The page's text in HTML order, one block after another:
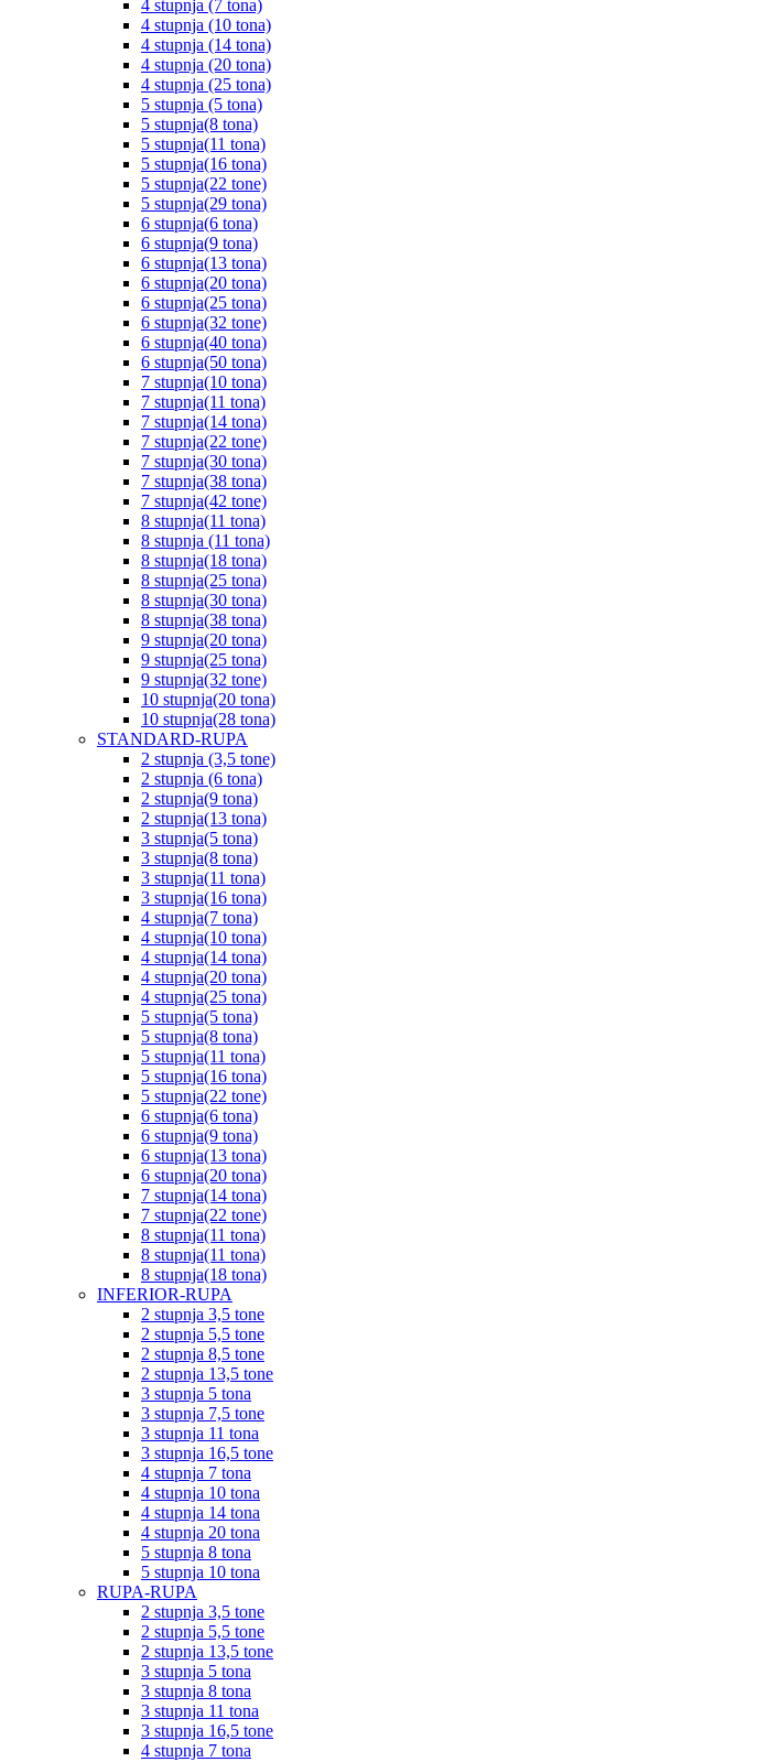
4 stupnja (7 tona)
4 stupnja (10 tona)
4 stupnja (14 tona)
4 stupnja (20 tona)
4 stupnja (25 tona)
5 stupnja (5 tona)
5 stupnja(8 tona)
5 stupnja(11 tona)
5 stupnja(16 tona)
5 stupnja(22 tone)
5 stupnja(29 tona)
6 stupnja(6 tona)
6 stupnja(9 tona)
6 stupnja(13 tona)
6 stupnja(20 tona)
6 stupnja(25 tona)
6 stupnja(32 tone)
6 stupnja(40 tona)
6 stupnja(50 tona)
7 stupnja(10 tona)
7 stupnja(11 tona)
7 stupnja(14 tona)
7 stupnja(22 tone)
7 stupnja(30 tona)
7 stupnja(38 tona)
7 stupnja(42 tone)
8 stupnja(11 tona)
8 stupnja (11 tona)
8 stupnja(18 tona)
8 stupnja(25 tona)
8 stupnja(30 tona)
8 stupnja(38 tona)
9 stupnja(20 tona)
9 stupnja(25 tona)
9 stupnja(32 tone)
10 stupnja(20 tona)
10 stupnja(28 tona)
STANDARD-RUPA
2 stupnja (3,5 tone)
2 stupnja (6 tona)
2 stupnja(9 tona)
2 stupnja(13 tona)
3 stupnja(5 tona)
3 stupnja(8 tona)
3 stupnja(11 tona)
3 stupnja(16 tona)
4 stupnja(7 tona)
4 stupnja(10 tona)
4 stupnja(14 tona)
4 stupnja(20 tona)
4 stupnja(25 tona)
5 stupnja(5 tona)
5 stupnja(8 tona)
5 stupnja(11 tona)
5 stupnja(16 tona)
5 stupnja(22 tone)
6 stupnja(6 tona)
6 stupnja(9 tona)
6 stupnja(13 tona)
6 stupnja(20 tona)
7 stupnja(14 tona)
7 stupnja(22 tone)
8 stupnja(11 tona)
8 stupnja(11 tona)
8 stupnja(18 tona)
INFERIOR-RUPA
2 stupnja 3,5 tone
2 stupnja 5,5 tone
2 stupnja 8,5 tone
2 stupnja 13,5 tone
3 stupnja 5 tona
3 stupnja 7,5 tone
3 stupnja 11 tona
3 stupnja 16,5 tone
4 stupnja 7 tona
4 stupnja 10 tona
4 stupnja 14 tona
4 stupnja 20 tona
5 stupnja 8 tona
5 stupnja 10 tona
RUPA-RUPA
2 stupnja 3,5 tone
2 stupnja 5,5 tone
2 stupnja 13,5 tone
3 stupnja 5 tona
3 stupnja 8 tona
3 stupnja 11 tona
3 stupnja 16,5 tone
4 stupnja 7 tona